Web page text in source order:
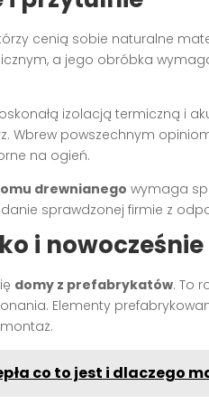
cenią sobie naturalne
a jego obróbka
izolacją termiczną i
Wbrew powszechnym
na ogień.
drewnianego wymaga
sprawdzonej firmie z
i nowocześnie
domy z prefabrykatów. To
Elementy
co to jest i dlaczego